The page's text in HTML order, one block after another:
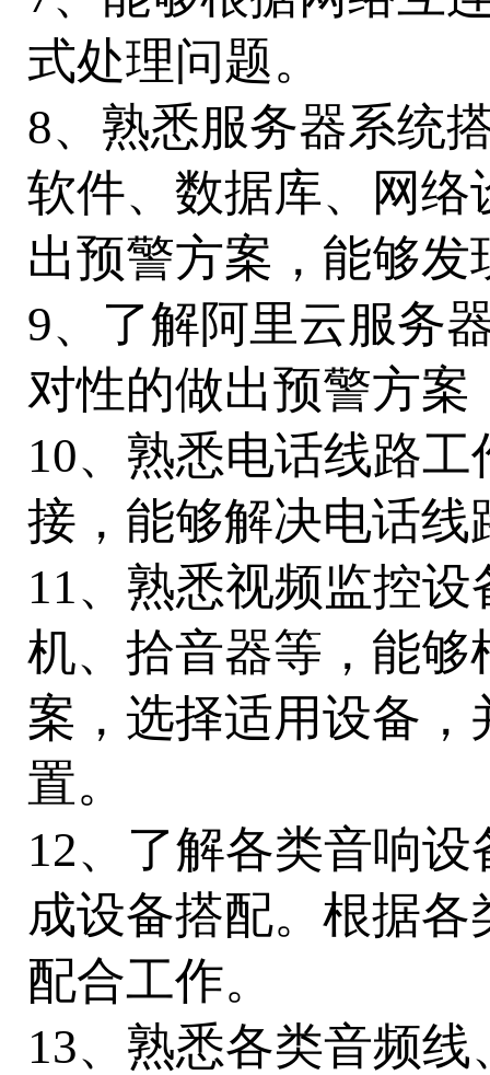
式处理问题。
8、熟悉服务器系统
软件、数据库、网
出预警方案，能够
9、了解阿里云服务
对性的做出预警方
10、熟悉电话线路
接，能够解决电话线
11、熟悉视频监控
机、拾音器等，能
案，选择适用设备
置。
12、了解各类音响
成设备搭配。根据
配合工作。
13、熟悉各类音频